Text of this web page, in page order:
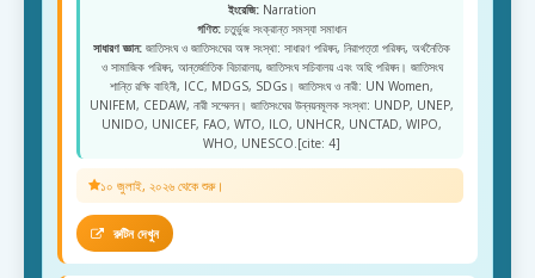
ইংরেজি:Narration
গণিত: চতুর্ভুজ সংক্রান্ত সমস্যা সমাধান
সাধারণ জ্ঞান: জাতিসংঘ ও জাতিসংঘের অঙ্গ সংস্থা: সাধারণ পরিষদ, নিরাপত্তা পরিষদ, অর্থনৈতিক
ও সামাজিক পরিষদ, আন্তর্জাতিক বিচারালয়, জাতিসংঘ সচিবালয় এবং অছি পরিষদ। জাতিসংঘ
শান্তি রক্ষি বাহিনী, ICC, MDGS, SDGs। জাতিসংঘ ও নারী: UN Women,
UNIFEM, CEDAW, নারী সম্মেলন। জাতিসংঘের উন্নয়নমূলক সংস্থা: UNDP, UNEP,
UNIDO, UNICEF, FAO, WTO, ILO, UNHCR, UNCTAD, WIPO,
WHO, UNESCO.[cite: 4]
১০ জুলাই, ২০২৬ থেকে শুরু।
রুটিন দেখুন